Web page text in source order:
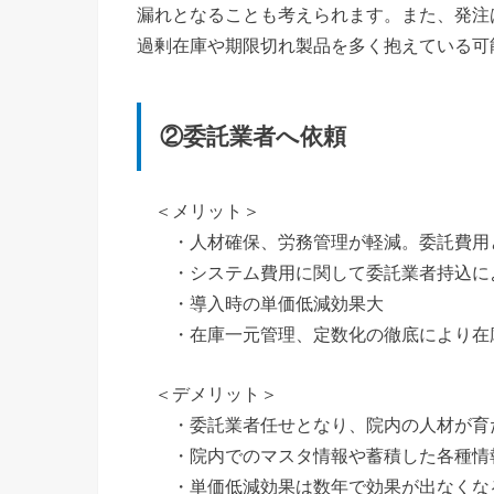
漏れとなることも考えられます。また、発注
過剰在庫や期限切れ製品を多く抱えている
②委託業者へ依頼
＜メリット＞
・人材確保、労務管理が軽減。委託費用
・システム費用に関して委託業者持込に
・導入時の単価低減効果大
・在庫一元管理、定数化の徹底により在
＜デメリット＞
・委託業者任せとなり、院内の人材が育
・院内でのマスタ情報や蓄積した各種情
・単価低減効果は数年で効果が出なくな